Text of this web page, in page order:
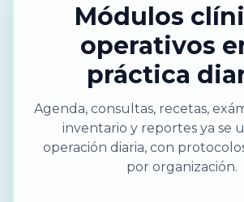
Módulos
operativos
práctica
Agenda, consultas, recetas,
inventario y reportes ya se
operación diaria, con
por organización.